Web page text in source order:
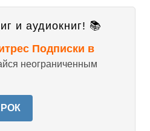
и аудиокниг! 📚
Подписки в
неограниченным